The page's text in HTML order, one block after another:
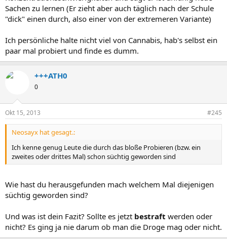
Sachen zu lernen (Er zieht aber auch täglich nach der Schule
"dick" einen durch, also einer von der extremeren Variante)
Ich persönliche halte nicht viel von Cannabis, hab's selbst ein
paar mal probiert und finde es dumm.
+++ATH0
0
Okt 15, 2013 #245
Neosayx hat gesagt.:
Ich kenne genug Leute die durch das bloße Probieren (bzw. ein
zweites oder drittes Mal) schon süchtig geworden sind
Wie hast du herausgefunden mach welchem Mal diejenigen
süchtig geworden sind?
Und was ist dein Fazit? Sollte es jetzt bestraft werden oder
nicht? Es ging ja nie darum ob man die Droge mag oder nicht.